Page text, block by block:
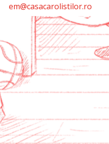
em@casacarolistilor.ro